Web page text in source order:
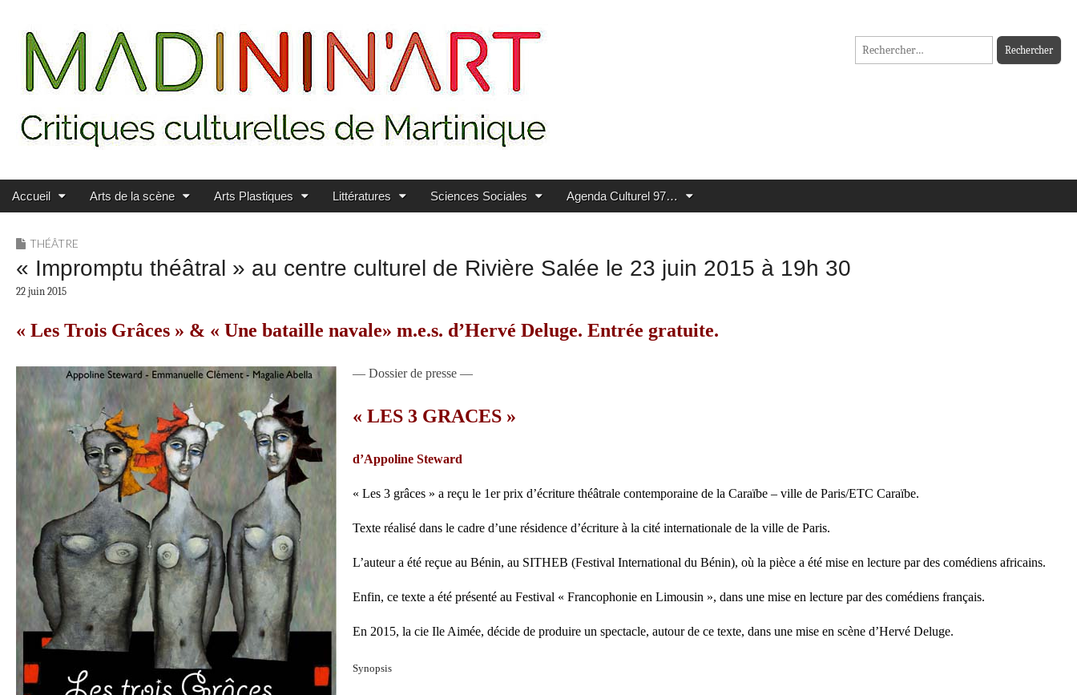
MADININ'ART
Rechercher :
Main menu
Skip to content
Accueil Arts de la scène Arts Plastiques Littératures Sciences Sociales Agenda Culturel 97…
THÉÂTRE
« Impromptu théâtral » au centre culturel de Rivière Salée le 23 juin 2015 à 19h 30
22 juin 2015
« Les Trois Grâces » & « Une bataille navale» m.e.s. d’Hervé Deluge. Entrée gratuite.
— Dossier de presse —
« LES 3 GRACES »
d’Appoline Steward
« Les 3 grâces » a reçu le 1er prix d’écriture théâtrale contemporaine de la Caraïbe – ville de Paris/ETC Caraïbe.
Texte réalisé dans le cadre d’une résidence d’écriture à la cité internationale de la ville de Paris.
L’auteur a été reçue au Bénin, au SITHEB (Festival International du Bénin), où la pièce a été mise en lecture par des comédiens africains.
Enfin, ce texte a été présenté au Festival « Francophonie en Limousin », dans une mise en lecture par des comédiens français.
En 2015, la cie Ile Aimée, décide de produire un spectacle, autour de ce texte, dans une mise en scène d’Hervé Deluge.
Synopsis